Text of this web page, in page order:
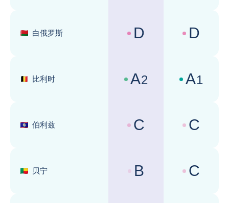
白俄罗斯
国家风险评级 :
D 商业环境评级
D
比利时
国家风险评级 :
A2 商业环境评级
A1
伯利兹
国家风险评级 :
C 商业环境评级
C
贝宁
国家风险评级 :
B 商业环境评级
C